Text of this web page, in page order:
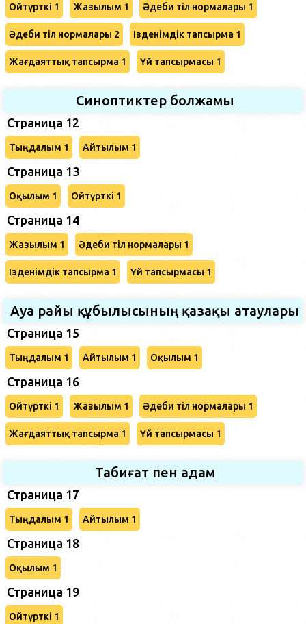
Ойтүрткі 1 Жазылым 1 Әдеби тіл нормалары 1
Әдеби тіл нормалары 2 Ізденімдік тапсырма 1
Жағдаяттық тапсырма 1 Үй тапсырмасы 1
Синоптиктер болжамы
Страница 12
Тыңдалым 1 Айтылым 1
Страница 13
Оқылым 1 Ойтүрткі 1
Страница 14
Жазылым 1 Әдеби тіл нормалары 1
Ізденімдік тапсырма 1 Үй тапсырмасы 1
Ауа райы құбылысының қазақы атаулары
Страница 15
Тыңдалым 1 Айтылым 1 Оқылым 1
Страница 16
Ойтүрткі 1 Жазылым 1 Әдеби тіл нормалары 1
Жағдаяттық тапсырма 1 Үй тапсырмасы 1
Табиғат пен адам
Страница 17
Тыңдалым 1 Айтылым 1
Страница 18
Оқылым 1
Страница 19
Ойтүрткі 1